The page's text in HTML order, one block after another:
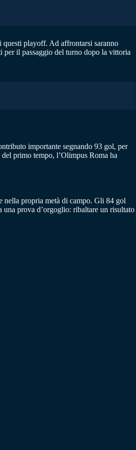
playoff. Ad affrontarsi saranno
per il passaggio del turno dopo la vittoria
importante segnando 93 gol, per
primo tempo, l’Olimpus Roma ha
nella propria metà di campo. Gli 84 gol
una prova d’orgoglio: ribaltare un risultato